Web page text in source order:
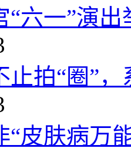
“六一”演
止拍“圈”
“皮肤病万